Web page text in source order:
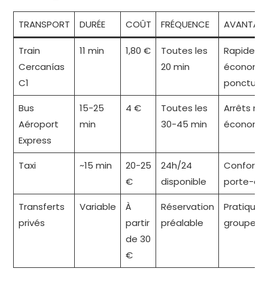
TRANSPORT DURÉE COÛT FRÉQUENCE
Train
Cercanías
C1
11 min 1,80 €
Toutes les
20 min
Rapide,
ponctuel
Bus
Aéroport
Express
15-25
min
4 €
Toutes les
30-45 min
Arrêts
Taxi ~15 min
20-25
€
24h/24
disponible
porte-à-
Transferts
privés
Variable
À
partir
de 30
€
Réservation
préalable
Pratique
groupes/